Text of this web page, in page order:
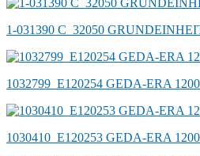
1-031390 C_32050
1032799_E120254 GEDA-ERA
1030410_E120253 GEDA-ERA